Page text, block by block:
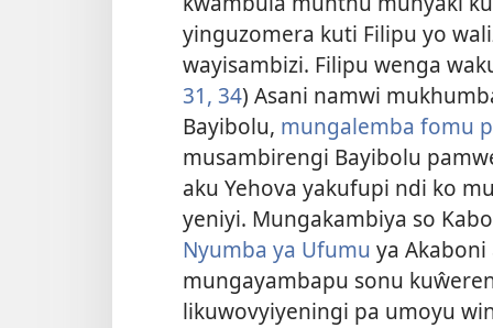
yinguzomera kuti Filipu yo
wayisambizi. Filipu wenga
31, 34) Asani namwi
Bayibolu, mungalemba fomu
musambirengi Bayibolu
aku Yehova yakufupi ndi ko
yeniyi. Mungakambiya so
Nyumba ya Ufumu ya
mungayambapu sonu
likuwovyiyeningi pa umoyu